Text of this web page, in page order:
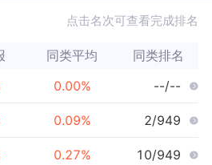
点击名次可查看完成排名
同类平均 同类排名
0.00% --/--
0.09% 2/949
0.27% 10/949